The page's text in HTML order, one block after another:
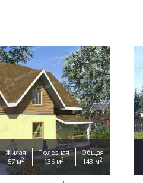
Жилая
57 м2
Полезная
136 м2
Общая
143 м2